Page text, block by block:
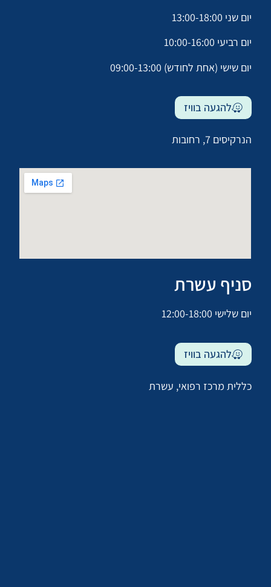
יום שני 13:00-18:00
יום רביעי 10:00-16:00
יום שישי (אחת לחודש) 09:00-13:00
להגעה בוויז
הנרקיסים 7, רחובות
סניף עשרת
יום שלישי 12:00-18:00
להגעה בוויז
כללית מרכז רפואי, עשרת